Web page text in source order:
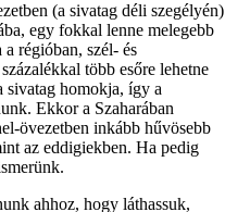
(a sivatag déli szegélyén)
egy fokkal lenne melegebb
régióban, szél- és
több esőre lehetne
sivatag homokja, így a
Ekkor a Szaharában
övezetben inkább hűvösebb
az eddigiekben. Ha pedig
ahhoz, hogy láthassuk,